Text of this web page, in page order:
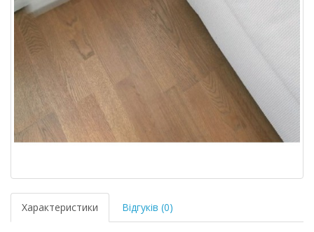
Характеристики Відгуків (0)